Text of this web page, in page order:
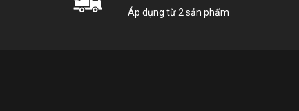
Áp dụng từ 2 sản phẩm